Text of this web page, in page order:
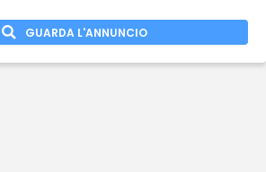
GUARDA L'ANNUNCIO